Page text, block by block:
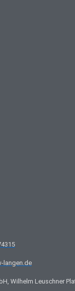
langen.de
Wilhelm Leuschner